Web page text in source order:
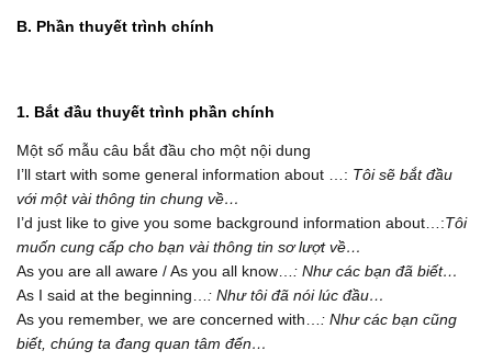
B. Phần thuyết trình chính
1. Bắt đầu thuyết trình phần chính
Một số mẫu câu bắt đầu cho một nội dung
I’ll start with some general information about …: Tôi sẽ bắt đầu
với một vài thông tin chung về…
I’d just like to give you some background information about…:Tôi
muốn cung cấp cho bạn vài thông tin sơ lượt về…
As you are all aware / As you all know… : Như các bạn đã biết…
As I said at the beginning… : Như tôi đã nói lúc đầu…
As you remember, we are concerned with… : Như các bạn cũng
biết, chúng ta đang quan tâm đến…